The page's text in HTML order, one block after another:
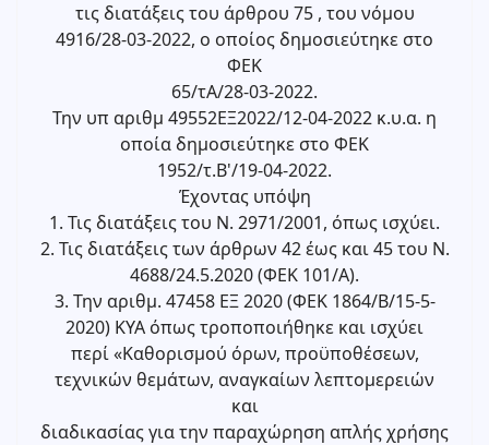
τις διατάξεις του άρθρου 75 , του νόμου
4916/28-03-2022, ο οποίος δημοσιεύτηκε στο
ΦΕΚ
65/τΑ/28-03-2022.
Την υπ αριθμ 49552ΕΞ2022/12-04-2022 κ.υ.α. η
οποία δημοσιεύτηκε στο ΦΕΚ
1952/τ.Β'/19-04-2022.
Έχοντας υπόψη
1. Τις διατάξεις του Ν. 2971/2001, όπως ισχύει.
2. Τις διατάξεις των άρθρων 42 έως και 45 του Ν.
4688/24.5.2020 (ΦΕΚ 101/Α).
3. Την αριθμ. 47458 ΕΞ 2020 (ΦΕΚ 1864/Β/15-5-
2020) ΚΥΑ όπως τροποποιήθηκε και ισχύει
περί «Καθορισμού όρων, προϋποθέσεων,
τεχνικών θεμάτων, αναγκαίων λεπτομερειών
και
διαδικασίας για την παραχώρηση απλής χρήσης